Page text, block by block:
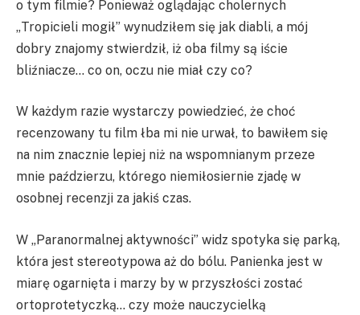
o tym filmie? Ponieważ oglądając cholernych
„Tropicieli mogił” wynudziłem się jak diabli, a mój
dobry znajomy stwierdził, iż oba filmy są iście
bliźniacze… co on, oczu nie miał czy co?
W każdym razie wystarczy powiedzieć, że choć
recenzowany tu film łba mi nie urwał, to bawiłem się
na nim znacznie lepiej niż na wspomnianym przeze
mnie paździerzu, którego niemiłosiernie zjadę w
osobnej recenzji za jakiś czas.
W „Paranormalnej aktywności” widz spotyka się parką,
która jest stereotypowa aż do bólu. Panienka jest w
miarę ogarnięta i marzy by w przyszłości zostać
ortoprotetyczką… czy może nauczycielką